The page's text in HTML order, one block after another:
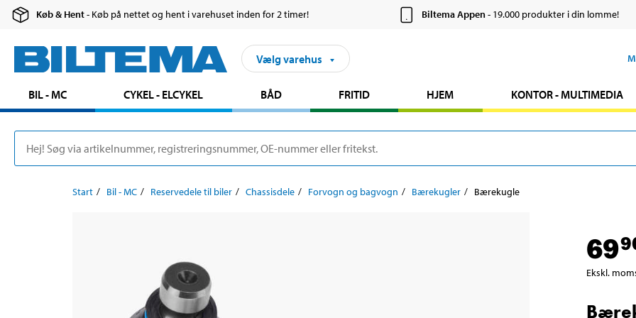
Køb & Hent- Køb på nettet og hent i varehuset inden for 2 timer! Biltema Appen- 19.000 produkter i din lomme!
Vælg varehus
BIL - MC CYKEL - ELCYKEL BÅD FRITID HJEM KONTOR - MULTIMEDIA
Start Bil - MC Reservedele til biler Chassisdele Forvogn og bagvogn Bærekugler Bærekugle
69
Ekskl.